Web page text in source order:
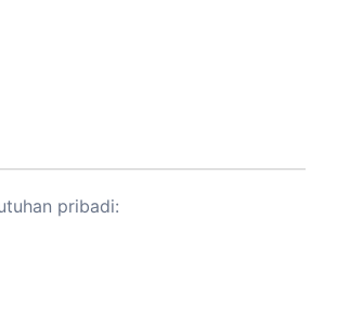
pribadi: